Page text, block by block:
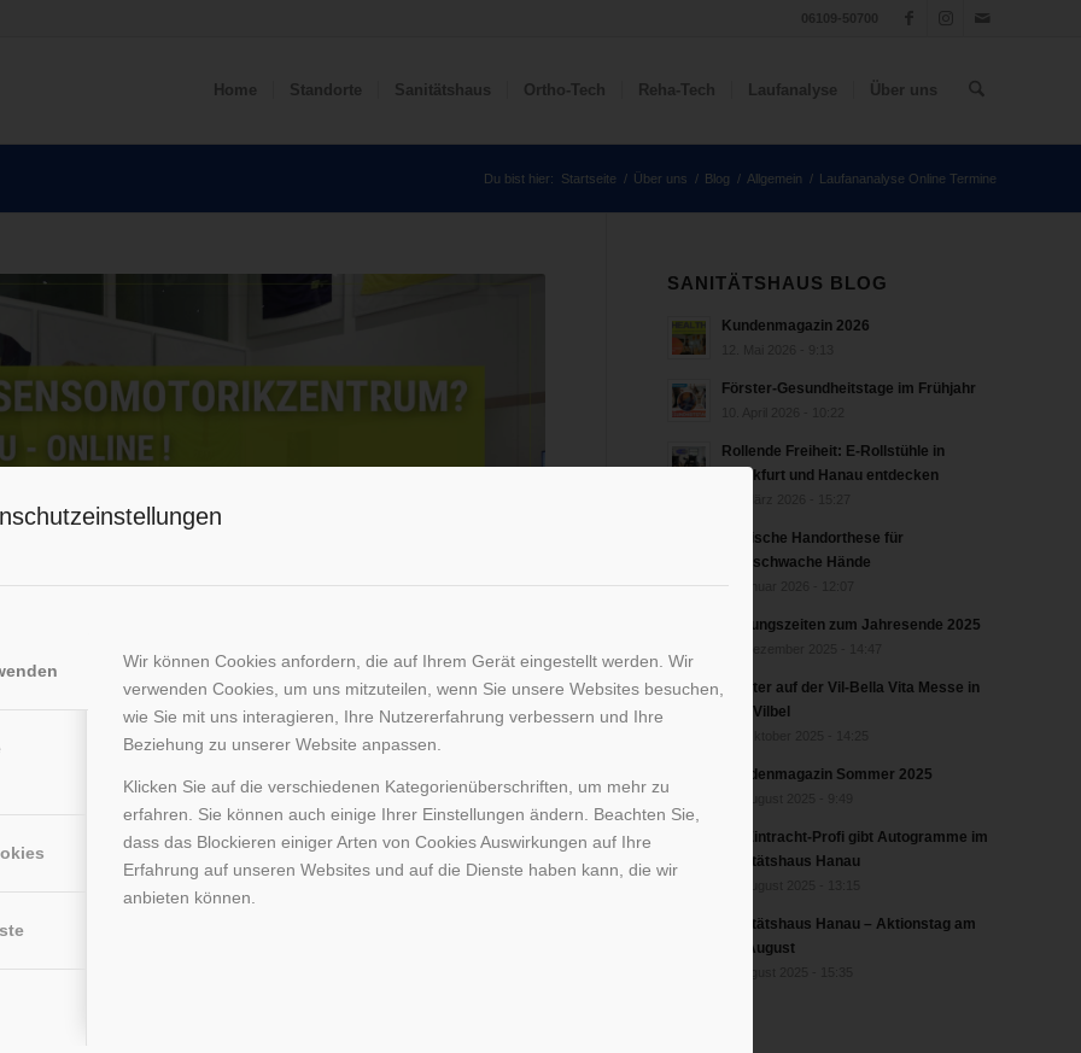
Wir können Cookies anfordern, die auf Ihrem Gerät eingestellt werden. Wir
verwenden Cookies, um uns mitzuteilen, wenn Sie unsere Websites besuchen,
wie Sie mit uns interagieren, Ihre Nutzererfahrung verbessern und Ihre
Beziehung zu unserer Website anpassen.
Klicken Sie auf die verschiedenen Kategorienüberschriften, um mehr zu
erfahren. Sie können auch einige Ihrer Einstellungen ändern. Beachten Sie,
dass das Blockieren einiger Arten von Cookies Auswirkungen auf Ihre
Erfahrung auf unseren Websites und auf die Dienste haben kann, die wir
anbieten können.
Home Standorte Sanitätshaus Ortho-Tech Reha-Tech Laufanalyse Über uns
Du bist hier: Startseite / Über uns / Blog / Allgemein / Laufananalyse Online Termine
Frankfurt
termin
SANITÄTSHAUS BLOG
Kundenmagazin 2026
Förster-Gesundheitstage im Frühjahr
Rollende Freiheit: E-Rollstühle in
Frankfurt und Hanau entdecken
bionische Handorthese für
greifschwache Hände
2. Januar 2026 - 12:07
Öffnungszeiten zum Jahresende 2025
Förster auf der Vil-Bella Vita Messe in
Bad Vilbel
Kundenmagazin Sommer 2025
Ex-Eintracht-Profi gibt Autogramme im
Sanitätshaus Hanau
Sanitätshaus Hanau – Aktionstag am
20. August